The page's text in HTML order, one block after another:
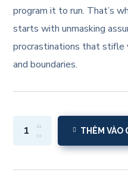
program it to run. That’s
starts with unmasking
procrastinations that stifle
and boundaries.
THÊM VÀO